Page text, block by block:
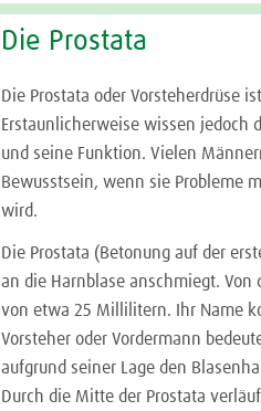
Die Prostata
Die Prostata oder Vorsteherdrüse
Erstaunlicherweise wissen jedoch
und seine Funktion. Vielen
Bewusstsein, wenn sie Probleme
wird.
Die Prostata (Betonung auf der
an die Harnblase anschmiegt. Von
von etwa 25 Millilitern. Ihr Name
Vorsteher oder Vordermann
aufgrund seiner Lage den
Durch die Mitte der Prostata